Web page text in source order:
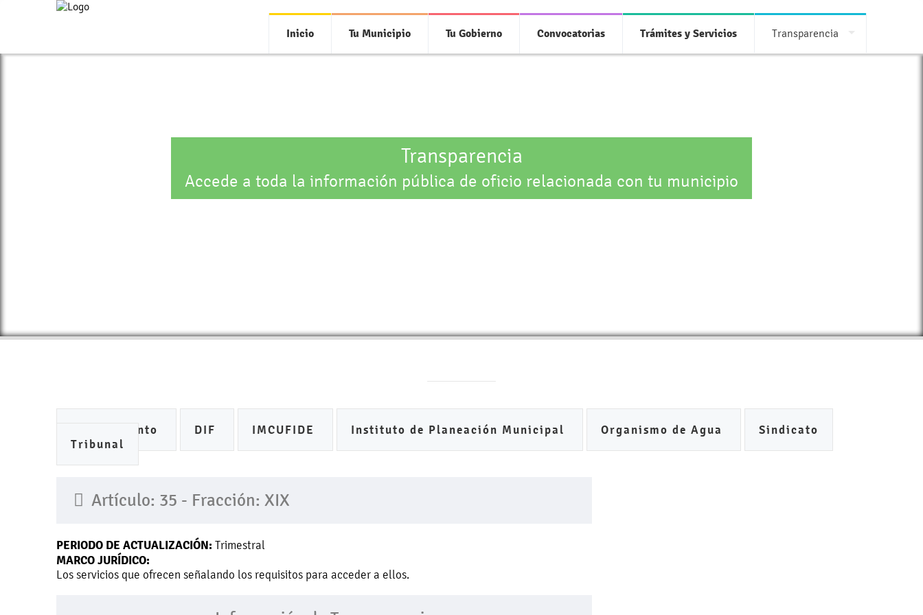
Inicio Tu Municipio Tu Gobierno Convocatorias Trámites y Servicios Transparencia
Transparencia
Accede a toda la información pública de oficio relacionada con tu municipio
Ayuntamiento DIF IMCUFIDE Instituto de Planeación Municipal Organismo de Agua
Sindicato
Tribunal
Artículo: 35 - Fracción: XIX
PERIODO DE ACTUALIZACIÓN: Trimestral
MARCO JURÍDICO:
Los servicios que ofrecen señalando los requisitos para acceder a ellos.